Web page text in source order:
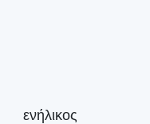
ενήλικος